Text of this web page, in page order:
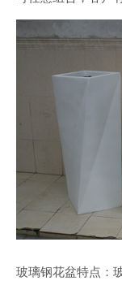
玻璃钢花盆特点：